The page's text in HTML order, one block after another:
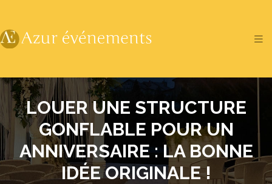
LOUER UNE STRUCTURE
GONFLABLE POUR UN
ANNIVERSAIRE : LA BONNE
IDÉE ORIGINALE !